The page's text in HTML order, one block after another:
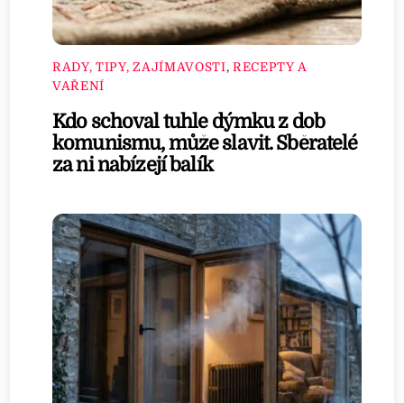
RADY, TIPY, ZAJÍMAVOSTI, RECEPTY A
VAŘENÍ
Kdo schoval tuhle dýmku z dob
komunismu, může slavit. Sběratelé
za ni nabízejí balík